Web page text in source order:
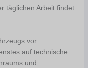
täglichen Arbeit findet
vor
auf technische
und